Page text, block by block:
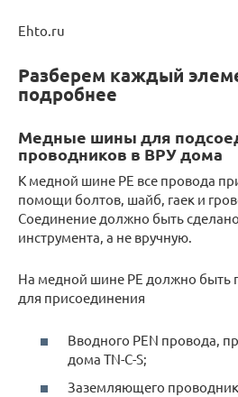
Ehto.ru
Разберем каждый
подробнее
Медные шины для
проводников в ВРУ дома
К медной шине PE все провода
помощи болтов, шайб, гаек и
Соединение должно быть
инструмента, а не вручную.
На медной шине PE должно быть
для присоединения
Вводного PEN провода,
дома TN-C-S;
Заземляющего